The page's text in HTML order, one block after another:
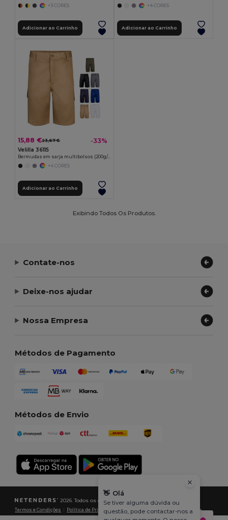
+3 CORES
Adicionar ao Carrinho
+4 CORES
Adicionar ao Carrinho
15,88 €23,67 € -33%
Velilla 36115
Bermudas em sarja multibolsos (200g/m²), em algodão (35%) e poliéster (65%)
+4 CORES
Adicionar ao Carrinho
Exibindo Todos Os Produtos.
Contate-nos
Deixe-nos ajudar
Nossa Empresa
Métodos de Pagamento
Métodos de Envio
2026. Todos os direitos reservados
Termos e Condições Política de Privacidade| Política de cookies| Mapa do Site
👋 Olá
Se tiver alguma dúvida ou
questão, pode contactar-nos a